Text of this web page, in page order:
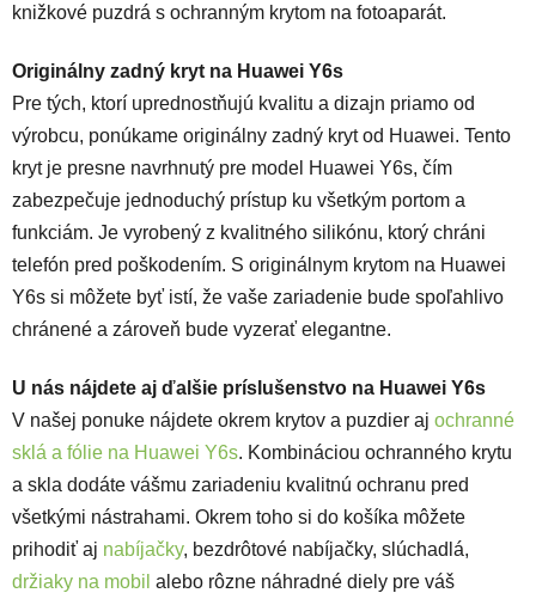
knižkové puzdrá s ochranným krytom na fotoaparát.
Originálny zadný kryt na Huawei Y6s
Pre tých, ktorí uprednostňujú kvalitu a dizajn priamo od
výrobcu, ponúkame originálny zadný kryt od Huawei. Tento
kryt je presne navrhnutý pre model Huawei Y6s, čím
zabezpečuje jednoduchý prístup ku všetkým portom a
funkciám. Je vyrobený z kvalitného silikónu, ktorý chráni
telefón pred poškodením. S originálnym krytom na Huawei
Y6s si môžete byť istí, že vaše zariadenie bude spoľahlivo
chránené a zároveň bude vyzerať elegantne.
U nás nájdete aj ďalšie príslušenstvo na Huawei Y6s
V našej ponuke nájdete okrem krytov a puzdier aj ochranné
sklá a fólie na Huawei Y6s. Kombináciou ochranného krytu
a skla dodáte vášmu zariadeniu kvalitnú ochranu pred
všetkými nástrahami. Okrem toho si do košíka môžete
prihodiť aj nabíjačky, bezdrôtové nabíjačky, slúchadlá,
držiaky na mobil alebo rôzne náhradné diely pre váš